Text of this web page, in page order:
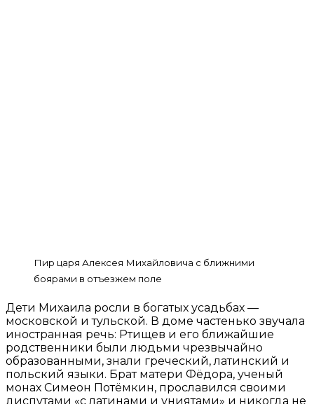
Пир царя Алексея Михайловича с ближними
боярами в отъезжем поле
Дети Михаила росли в богатых усадьбах —
московской и тульской. В доме частенько звучала
иностранная речь: Ртищев и его ближайшие
родственники были людьми чрезвычайно
образованными, знали греческий, латинский и
польский языки. Брат матери Фёдора, ученый
монах Симеон Потёмкин, прославился своими
диспутами «с латинами и униятами» и никогда не